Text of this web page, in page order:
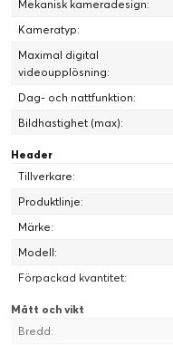
Mekanisk kameradesign:
Kameratyp:
Maximal digital
videoupplösning:
Dag- och nattfunktion:
Bildhastighet (max):
Header
Tillverkare:
Produktlinje:
Märke:
Modell:
Förpackad kvantitet:
Mått och vikt
Bredd: